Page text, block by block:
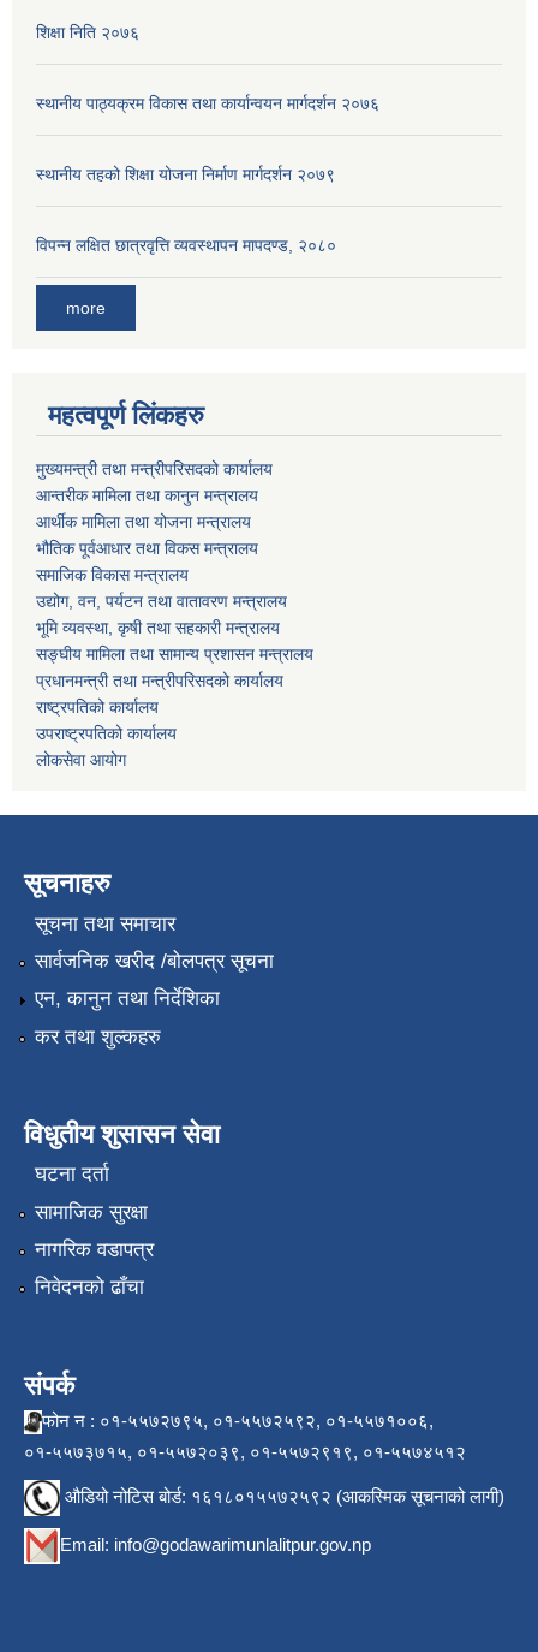
शिक्षा निति २०७६
स्थानीय पाठ्यक्रम विकास तथा कार्यान्वयन मार्गदर्शन २०७६
स्थानीय तहको शिक्षा योजना निर्माण मार्गदर्शन २०७९
विपन्न लक्षित छात्रवृत्ति व्यवस्थापन मापदण्ड, २०८०
more
महत्वपूर्ण लिंकहरु
मुख्यमन्त्री तथा मन्त्रीपरिसदको कार्यालय
आन्तरीक मामिला तथा कानुन मन्त्रालय
आर्थीक मामिला तथा योजना मन्त्रालय
भौतिक पूर्वआधार तथा विकस मन्त्रालय
समाजिक विकास मन्त्रालय
उद्योग, वन, पर्यटन तथा वातावरण मन्त्रालय
भूमि व्यवस्था, कृषी तथा सहकारी मन्त्रालय
सङ्घीय मामिला तथा सामान्य प्रशासन मन्त्रालय
प्रधानमन्त्री तथा मन्त्रीपरिसदको कार्यालय
राष्ट्रपतिको कार्यालय
उपराष्ट्रपतिको कार्यालय
लोकसेवा आयोग
सूचनाहरु
सूचना तथा समाचार
सार्वजनिक खरीद /बोलपत्र सूचना
एन, कानुन तथा निर्देशिका
कर तथा शुल्कहरु
विधुतीय शुसासन सेवा
घटना दर्ता
सामाजिक सुरक्षा
नागरिक वडापत्र
निवेदनको ढाँचा
संपर्क
फोन न : ०१-५५७२७९५, ०१-५५७२५९२, ०१-५५७१००६,
०१-५५७३७१५, ०१-५५७२०३९, ०१-५५७२९१९, ०१-५५७४५१२
औडियो नोटिस बोर्ड: १६१८०१५५७२५९२ (आकस्मिक सूचनाको लागी)
Email: info@godawarimunlalitpur.gov.np